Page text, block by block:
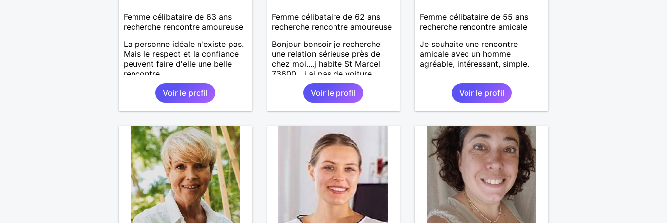
Femme célibataire de 63 ans
recherche rencontre amoureuse
La personne idéale n'existe pas.
Mais le respect et la confiance
peuvent faire d'elle une belle
rencontre
Voir le profil
Femme célibataire de 62 ans
recherche rencontre amoureuse
Bonjour bonsoir je recherche
une relation sérieuse près de
chez moi....j habite St Marcel
73600....j ai pas de voiture
50km ... quelqu'un qui aurait
entre 55 et 64 ans...sans enfants
de préférence même adultes et
qui n aurait garder aucun
ex...si vous correspondez à ma
recherche ecrivez moi je vous
répondrai...
Voir le profil
Femme célibataire de 55 ans
recherche rencontre amicale
Je souhaite une rencontre
amicale avec un homme
agréable, intéressant, simple.
Voir le profil